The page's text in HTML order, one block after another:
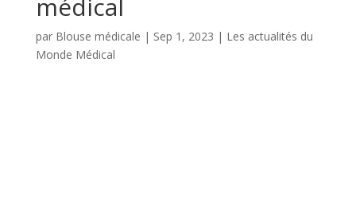
médical
par Blouse médicale | Sep 1, 2023 | Les actualités du
Monde Médical